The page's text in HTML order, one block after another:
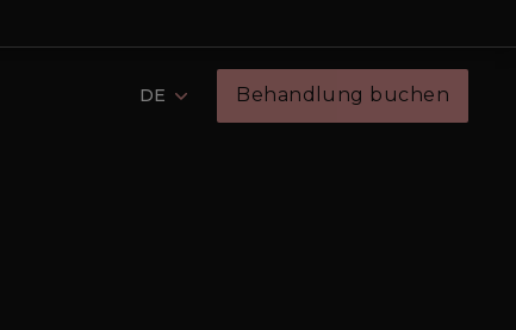
DE Behandlung buchen